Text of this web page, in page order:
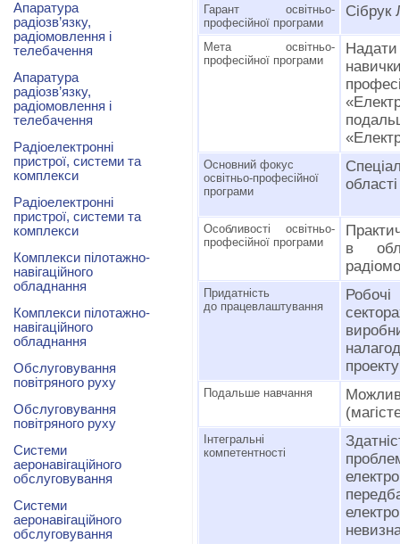
Гарант освітньо-
професійної програми
Мета освітньо-
професійної програми
Основний фокус
освітньо-професійної
програми
Особливості освітньо-
професійної програми
в
Придатність
до працевлаштування
Подальше навчання
Інтегральні
компетентності
Апаратура
радіозв’язку,
радіомовлення і
телебачення
Апаратура
радіозв’язку,
радіомовлення і
телебачення
Радіоелектронні
пристрої, системи та
комплекси
Радіоелектронні
пристрої, системи та
комплекси
Комплекси пілотажно-
навігаційного
обладнання
Комплекси пілотажно-
навігаційного
обладнання
Обслуговування
повітряного руху
Обслуговування
повітряного руху
Системи
аеронавігаційного
обслуговування
Системи
аеронавігаційного
обслуговування